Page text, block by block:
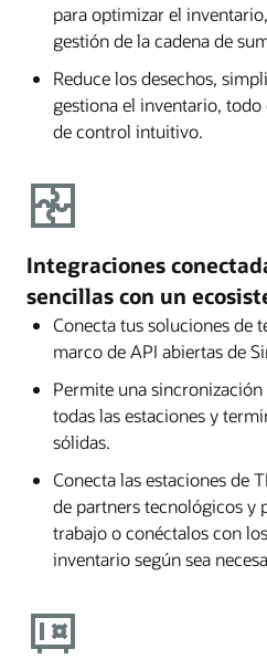
para optimizar el
gestión de la cadena de
Reduce los desechos,
gestiona el inventario,
de control intuitivo.
Integraciones
sencillas con un
Conecta tus soluciones de
marco de API abiertas de
Permite una
todas las estaciones y
sólidas.
Conecta las estaciones de
de partners tecnológicos y
trabajo o conéctalos con
inventario según sea